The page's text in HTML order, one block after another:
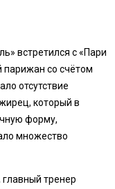
встретился с «Пари
со счётом
отсутствие
который в
форму,
множество
тренер